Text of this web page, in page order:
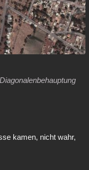
kamen, nicht wahr,